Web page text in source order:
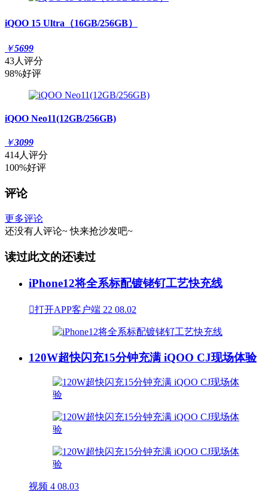
iQOO 15 Ultra（16GB/256GB）
￥5699
43人评分
98%好评
iQOO Neo11(12GB/256GB)
￥3099
414人评分
100%好评
评论
更多评论
还没有人评论~ 快来抢沙发吧~
读过此文的还读过
iPhone12将全系标配镀铑钌工艺快充线
打开APP客户端 22 08.02
120W超快闪充15分钟充满 iQOO CJ现场体验
视频 4 08.03